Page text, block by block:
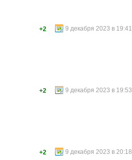
9 декабря 2023 в 19:41
+2
9 декабря 2023 в 19:53
+2
9 декабря 2023 в 20:18
+2